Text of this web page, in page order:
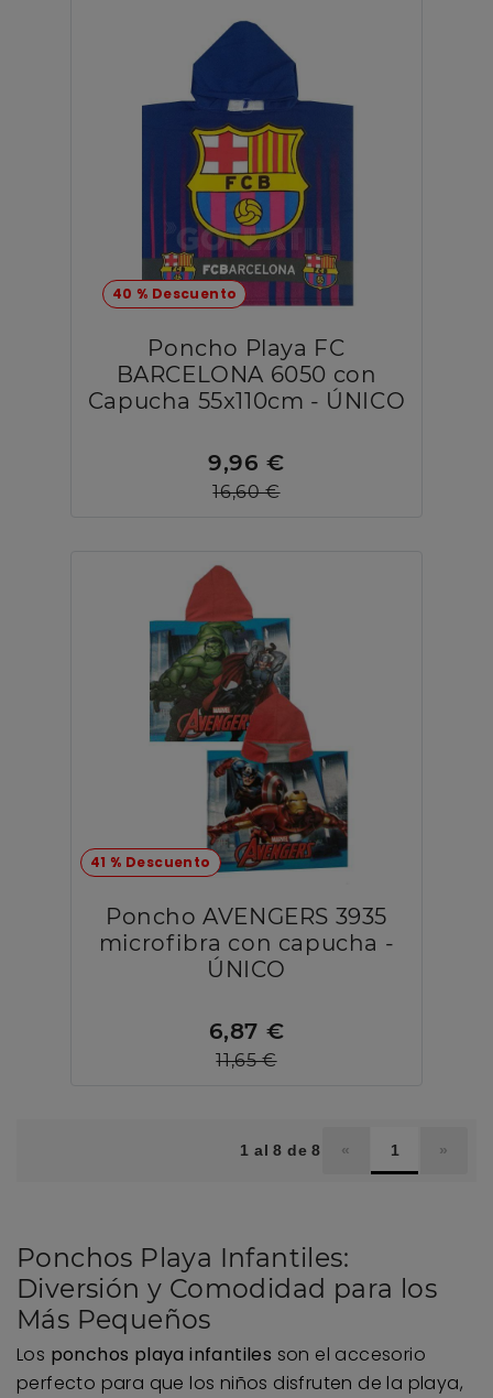
40 % Descuento
Poncho Playa FC
BARCELONA 6050 con
Capucha 55x110cm - ÚNICO
9,96 €
16,60 €
41 % Descuento
Poncho AVENGERS 3935
microfibra con capucha -
ÚNICO
6,87 €
11,65 €
1 al 8 de 8 « 1 »
Ponchos Playa Infantiles:
Diversión y Comodidad para los
Más Pequeños
Los ponchos playa infantiles son el accesorio
perfecto para que los niños disfruten de la playa,